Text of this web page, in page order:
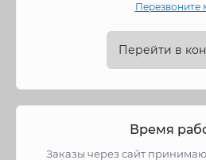
Перезвоните
Перейти в
Время
Заказы через сайт